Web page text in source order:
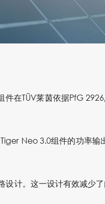
件在TÜV莱茵依据PfG
Neo 3.0组件的功率输
计。这一设计有效减少